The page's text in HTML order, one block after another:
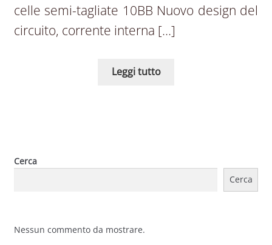
celle semi-tagliate 10BB Nuovo design del
circuito, corrente interna […]
Leggi tutto
Cerca
Cerca
Nessun commento da mostrare.